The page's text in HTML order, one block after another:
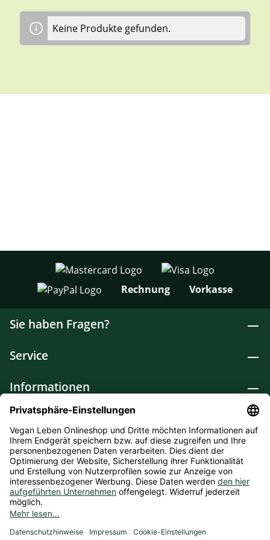
Keine Produkte gefunden.
Rechnung Vorkasse
Sie haben Fragen?
Service
Informationen
Lebensmittel
Drogerie
Weitere Kategorien
* Alle Preise inkl. gesetzl. Mehrwertsteuer zzgl.
anders angegeben. Bioprodukte im Bio-Kontrollverfahren bei